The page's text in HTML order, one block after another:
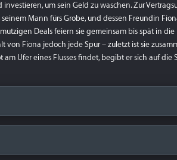
investieren, um sein Geld zu waschen. Zur
seinem Mann fürs Grobe, und dessen Freundin
Deals feiern sie gemeinsam bis spät in
von Fiona jedoch jede Spur – zuletzt ist sie
Ufer eines Flusses findet, begibt er sich auf